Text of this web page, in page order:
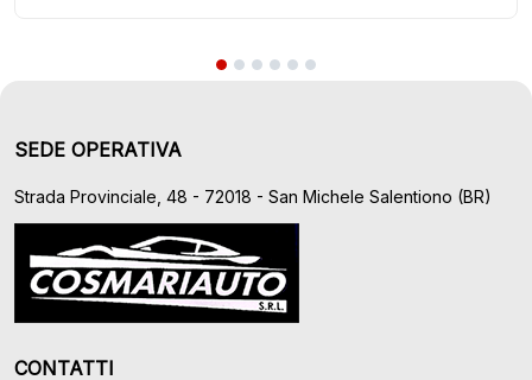
SEDE OPERATIVA
Strada Provinciale, 48 - 72018 - San Michele Salentiono (BR)
CONTATTI